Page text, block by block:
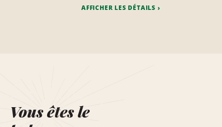
AFFICHER LES DÉTAILS
Vous êtes le